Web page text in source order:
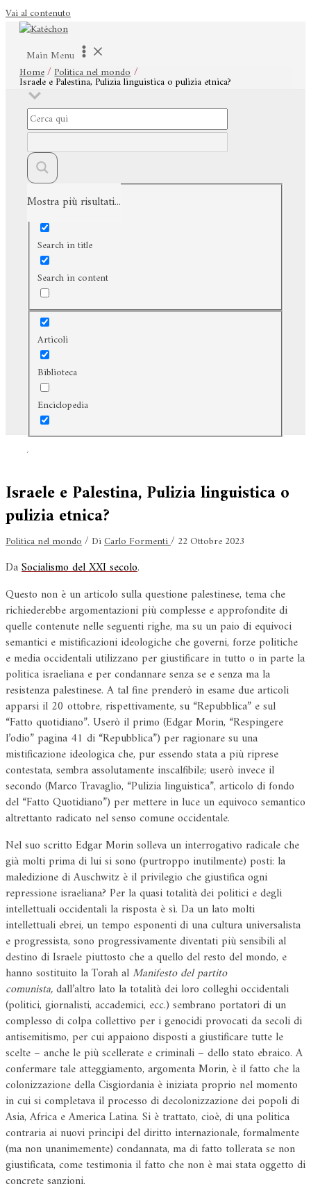
Vai al contenuto
Main Menu
Home Politica nel mondo
Israele e Palestina, Pulizia linguistica o pulizia etnica?
Mostra più risultati...
Exact matches only
Search in title
Search in content
Articoli
Biblioteca
Enciclopedia
Israele e Palestina, Pulizia linguistica o
pulizia etnica?
Politica nel mondo/ DiCarlo Formenti/ 22 Ottobre 2023
DaSocialismo del XXI secolo.
Questo non è un articolo sulla questione palestinese, tema che
richiederebbe argomentazioni più complesse e approfondite di
quelle contenute nelle seguenti righe, ma su un paio di equivoci
semantici e mistificazioni ideologiche che governi, forze politiche
e media occidentali utilizzano per giustificare in tutto o in parte la
politica israeliana e per condannare senza se e senza ma la
resistenza palestinese. A tal fine prenderò in esame due articoli
apparsi il 20 ottobre, rispettivamente, su “Repubblica” e sul
“Fatto quotidiano”. Userò il primo (Edgar Morin, “Respingere
l’odio” pagina 41 di “Repubblica”) per ragionare su una
mistificazione ideologica che, pur essendo stata a più riprese
contestata, sembra assolutamente inscalfibile; userò invece il
secondo (Marco Travaglio, “Pulizia linguistica”, articolo di fondo
del “Fatto Quotidiano”) per mettere in luce un equivoco semantico
altrettanto radicato nel senso comune occidentale.
Nel suo scritto Edgar Morin solleva un interrogativo radicale che
già molti prima di lui si sono (purtroppo inutilmente) posti: la
maledizione di Auschwitz è il privilegio che giustifica ogni
repressione israeliana? Per la quasi totalità dei politici e degli
intellettuali occidentali la risposta è sì. Da un lato molti
intellettuali ebrei, un tempo esponenti di una cultura universalista
e progressista, sono progressivamente diventati più sensibili al
destino di Israele piuttosto che a quello del resto del mondo, e
hanno sostituito la Torah alManifesto del partito
comunista,dall’altro lato la totalità dei loro colleghi occidentali
(politici, giornalisti, accademici, ecc.) sembrano portatori di un
complesso di colpa collettivo per i genocidi provocati da secoli di
antisemitismo, per cui appaiono disposti a giustificare tutte le
scelte – anche le più scellerate e criminali – dello stato ebraico. A
confermare tale atteggiamento, argomenta Morin, è il fatto che la
colonizzazione della Cisgiordania è iniziata proprio nel momento
in cui si completava il processo di decolonizzazione dei popoli di
Asia, Africa e America Latina. Si è trattato, cioè, di una politica
contraria ai nuovi principi del diritto internazionale, formalmente
(ma non unanimemente) condannata, ma di fatto tollerata se non
giustificata, come testimonia il fatto che non è mai stata oggetto di
concrete sanzioni.